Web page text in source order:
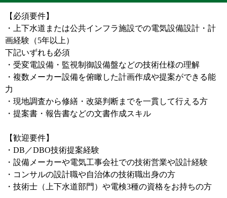
【必須要件】
・上下水道または公共インフラ施設での電気設備設計・計
画経験（5年以上）
下記いずれも必須
・受変電設備・監視制御設備盤などの技術仕様の理解
・複数メーカー設備を俯瞰した計画作成や提案ができる能
力
・現地調査から修繕・改築判断までを一貫して行える方
・提案書・報告書などの文書作成スキル
【歓迎要件】
・DB／DBO技術提案経験
・設備メーカーや電気工事会社での技術営業や設計経験
・コンサルの設計職や自治体の技術職出身の方
・技術士（上下水道部門）や電検3種の資格をお持ちの方